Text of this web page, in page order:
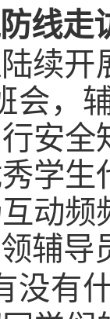
线走
续开
会，
安
学
动
辅导
没有